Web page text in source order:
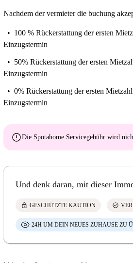
Nachdem der vermieter die buchung
100 % Rückerstattung der ersten
Einzugstermin
50% Rückerstattung der ersten
Einzugstermin
0% Rückerstattung der ersten
Einzugstermin
errorDie Spotahome Servicegebühr wird
Und denk daran, mit dieser
lock GESCHÜTZTE KAUTION check_circle
24H UM DEIN NEUES ZUHAUSE ZU